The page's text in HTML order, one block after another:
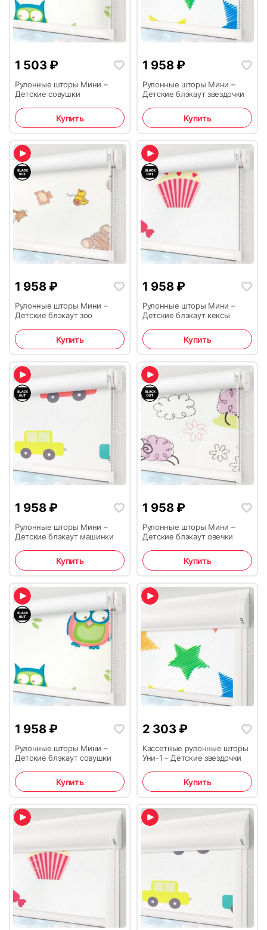
1 503 ₽
Рулонные шторы Мини –
Детские совушки
Купить
1 958 ₽
Рулонные шторы Мини –
Детские блэкаут звездочки
Купить
1 958 ₽
Рулонные шторы Мини –
Детские блэкаут зоо
Купить
1 958 ₽
Рулонные шторы Мини –
Детские блэкаут кексы
Купить
1 958 ₽
Рулонные шторы Мини –
Детские блэкаут машинки
Купить
1 958 ₽
Рулонные шторы Мини –
Детские блэкаут овечки
Купить
1 958 ₽
Рулонные шторы Мини –
Детские блэкаут совушки
Купить
2 303 ₽
Кассетные рулонные шторы
Уни-1 – Детские звездочки
Купить